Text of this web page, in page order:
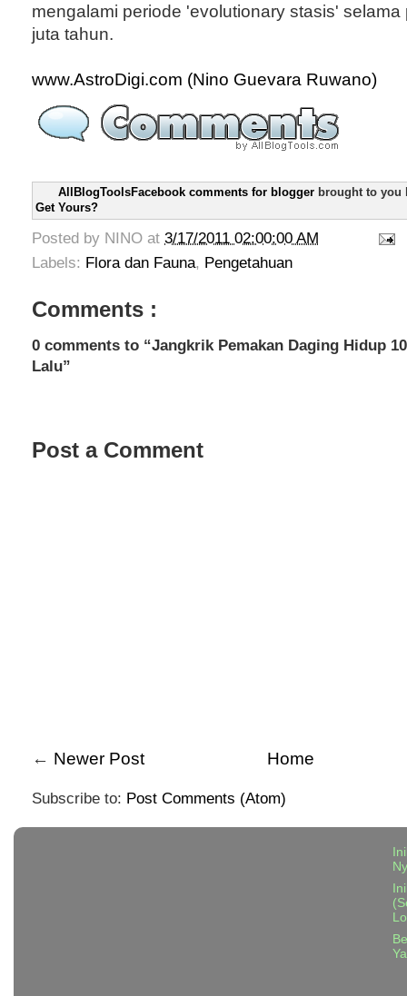
mengalami periode 'evolutionary stasis' selama
juta tahun.
www.AstroDigi.com (Nino Guevara Ruwano)
AllBlogToolsFacebook comments for blogger brought to you
Get Yours?
Posted by NINO at 3/17/2011 02:00:00 AM
Labels: Flora dan Fauna, Pengetahuan
Comments :
0 comments to “Jangkrik Pemakan Daging Hidup
Lalu”
Post a Comment
← Newer Post Home
Subscribe to: Post Comments (Atom)